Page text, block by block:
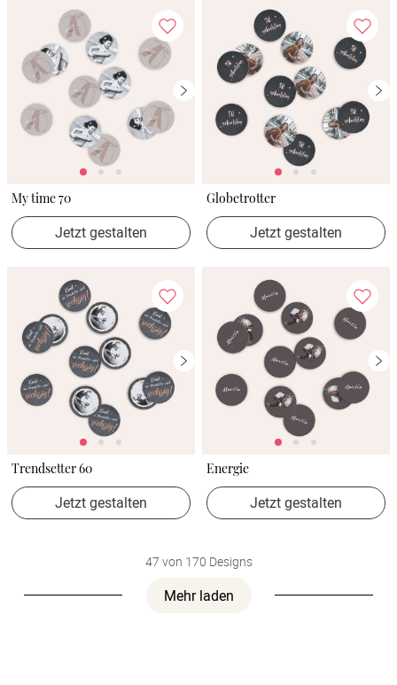
My time 70
Jetzt gestalten
Globetrotter
Jetzt gestalten
Trendsetter 60
Jetzt gestalten
Energie
Jetzt gestalten
47 von 170 Designs
Mehr laden